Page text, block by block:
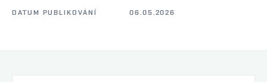
DATUM PUBLIKOVÁNÍ 06.05.2026